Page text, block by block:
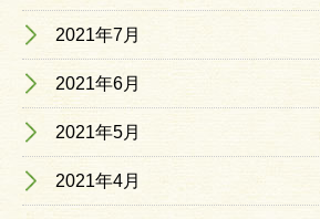
2021年7月
2021年6月
2021年5月
2021年4月